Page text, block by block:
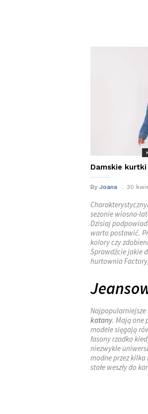
Damskie
By Joana 30
sezonie wiosna-
Dzisiaj
warto postawić.
kolory czy
Sprawdźcie jakie
hurtownia
Najpopularniejsze
katany. Mają one
modele sięgają
fasony rzadko
niezwykle
modne przez
stałe weszły do